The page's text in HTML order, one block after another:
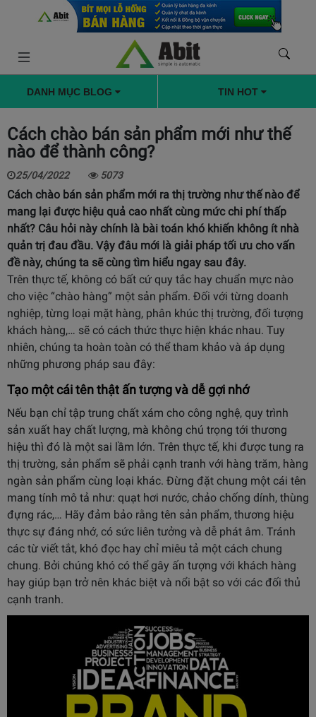
DANH MỤC BLOG TIN HOT
Cách chào bán sản phẩm mới như thế
nào để thành công?
25/04/2022 5073
Cách chào bán sản phẩm mới ra thị trường như thế nào để
mang lại được hiệu quả cao nhất cùng mức chi phí thấp
nhất? Câu hỏi này chính là bài toán khó khiến không ít nhà
quản trị đau đầu. Vậy đâu mới là giải pháp tối ưu cho vấn
đề này, chúng ta sẽ cùng tìm hiểu ngay sau đây.
Trên thực tế, không có bất cứ quy tắc hay chuẩn mực nào
cho việc “chào hàng” một sản phẩm. Đối với từng doanh
nghiệp, từng loại mặt hàng, phân khúc thị trường, đối tượng
khách hàng,… sẽ có cách thức thực hiện khác nhau. Tuy
nhiên, chúng ta hoàn toàn có thể tham khảo và áp dụng
những phương pháp sau đây:
Tạo một cái tên thật ấn tượng và dễ gợi nhớ
Nếu bạn chỉ tập trung chất xám cho công nghệ, quy trình
sản xuất hay chất lượng, mà không chú trọng tới thương
hiệu thì đó là một sai lầm lớn. Trên thực tế, khi được tung ra
thị trường, sản phẩm sẽ phải cạnh tranh với hàng trăm, hàng
ngàn sản phẩm cùng loại khác. Đừng đặt chung một cái tên
mang tính mô tả như: quạt hơi nước, chảo chống dính, thùng
đựng rác,… Hãy đảm bảo rằng tên sản phẩm, thương hiệu
thực sự đáng nhớ, có sức liên tưởng và dễ phát âm. Tránh
các từ viết tắt, khó đọc hay chỉ miêu tả một cách chung
chung. Bởi chúng khó có thể gây ấn tượng với khách hàng
hay giúp bạn trở nên khác biệt và nổi bật so với các đối thủ
cạnh tranh.